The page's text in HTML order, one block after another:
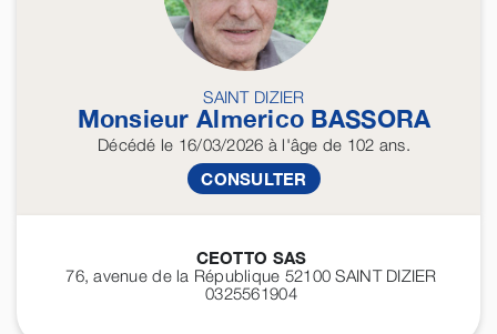
SAINT DIZIER
Monsieur Almerico BASSORA
Décédé le 16/03/2026 à l'âge de 102 ans.
CONSULTER
CEOTTO SAS
76, avenue de la République 52100SAINT DIZIER
0325561904